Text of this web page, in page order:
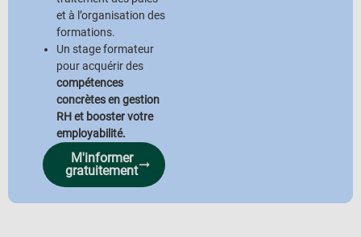
et à l’organisation des
formations.
Un stage formateur
pour acquérir des
compétences
concrètes en gestion
RH et booster votre
employabilité.
M'informer
gratuitement